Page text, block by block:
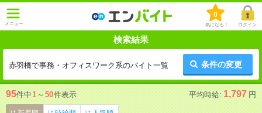
メニュー
0
気になる！ ログイン
検索結果
赤羽橋で事務・オフィスワーク系のバイト一覧 条件の変更
95件中1 ～ 50件表示 平均時給: 1,797 円